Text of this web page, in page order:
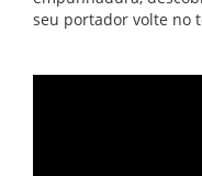
seu portador volte no